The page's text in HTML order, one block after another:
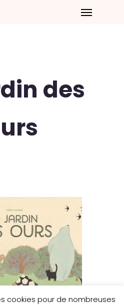
des
cookies pour de nombreuses